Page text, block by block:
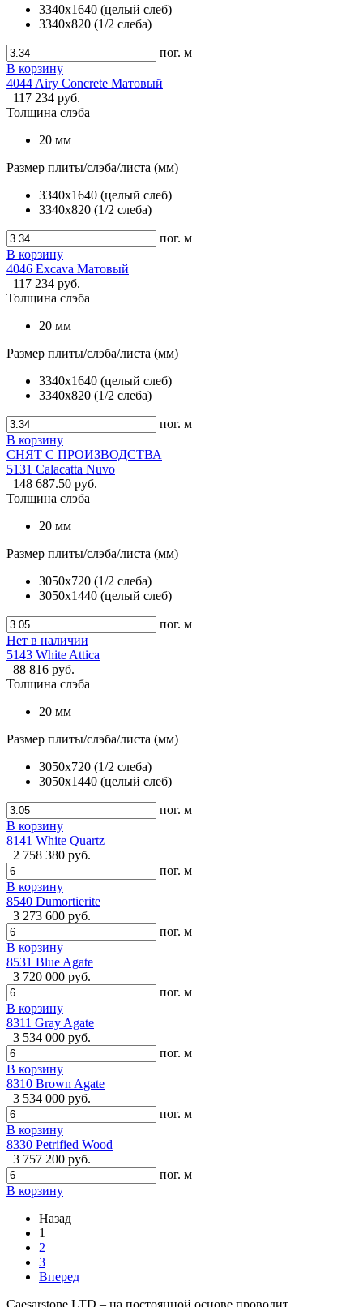
3340х1640 (целый слеб)
3340х820 (1/2 слеба)
пог. м
В корзину
4044 Airy Concrete Матовый
117 234 руб.
Толщина слэба
20 мм
Размер плиты/слэба/листа (мм)
3340х1640 (целый слеб)
3340х820 (1/2 слеба)
пог. м
В корзину
4046 Excava Матовый
117 234 руб.
Толщина слэба
20 мм
Размер плиты/слэба/листа (мм)
3340х1640 (целый слеб)
3340х820 (1/2 слеба)
пог. м
В корзину
СНЯТ С ПРОИЗВОДСТВА
5131 Calacatta Nuvo
148 687.50 руб.
Толщина слэба
20 мм
Размер плиты/слэба/листа (мм)
3050x720 (1/2 слеба)
3050x1440 (целый слеб)
пог. м
Нет в наличии
5143 White Attica
88 816 руб.
Толщина слэба
20 мм
Размер плиты/слэба/листа (мм)
3050x720 (1/2 слеба)
3050x1440 (целый слеб)
пог. м
В корзину
8141 White Quartz
2 758 380 руб.
пог. м
В корзину
8540 Dumortierite
3 273 600 руб.
пог. м
В корзину
8531 Blue Agate
3 720 000 руб.
пог. м
В корзину
8311 Gray Agate
3 534 000 руб.
пог. м
В корзину
8310 Brown Agate
3 534 000 руб.
пог. м
В корзину
8330 Petrified Wood
3 757 200 руб.
пог. м
В корзину
Назад
1
2
3
Вперед